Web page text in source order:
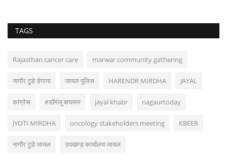
TAGS
Rajasthan cancer care marwar community gathering
नागौर टुडे डेगाना जायल पुलिस HARENDR MIRDHA JAYAL
कांग्रेस #डॉमंजू बाघमार jayal khabr nagaurtoday
JYOTI MIRDHA oncology stakeholders meeting KBEER
नागौर टुडे जायल उपखण्ड कार्यालय जायल